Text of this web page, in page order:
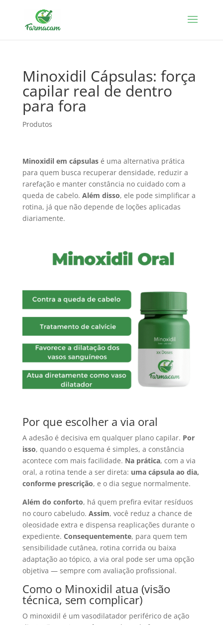
Minoxidil Cápsulas: força
capilar real de dentro
para fora
Produtos
Minoxidil em cápsulasé uma alternativa prática
para quem busca recuperar densidade, reduzir a
rarefação e manter constância no cuidado com a
queda de cabelo. Além disso, ele pode simplificar a
rotina, já que não depende de loções aplicadas
diariamente.
Por que escolher a via oral
A adesão é decisiva em qualquer plano capilar. Por
isso, quando o esquema é simples, a constância
acontece com mais facilidade. Na prática, com a via
oral, a rotina tende a ser direta: uma cápsula ao dia,
conforme prescrição, e o dia segue normalmente.
Além do conforto, há quem prefira evitar resíduos
no couro cabeludo. Assim, você reduz a chance de
oleosidade extra e dispensa reaplicações durante o
expediente. Consequentemente, para quem tem
sensibilidade cutânea, rotina corrida ou baixa
adaptação ao tópico, a via oral pode ser uma opção
objetiva — sempre com avaliação profissional.
Como o Minoxidil atua (visão
técnica, sem complicar)
O minoxidil é um vasodilatador periférico de ação